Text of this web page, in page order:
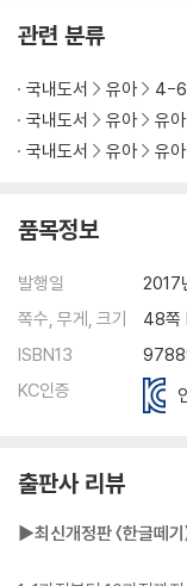
관련 분류
국내도서 유아 4-6
국내도서
유아 유
국내도서
유아 유
품목정보
발행일
2017
쪽수, 무게, 크기
48
ISBN13
KC인증
출판사 리뷰
▶최신개정판 〈한글떼기